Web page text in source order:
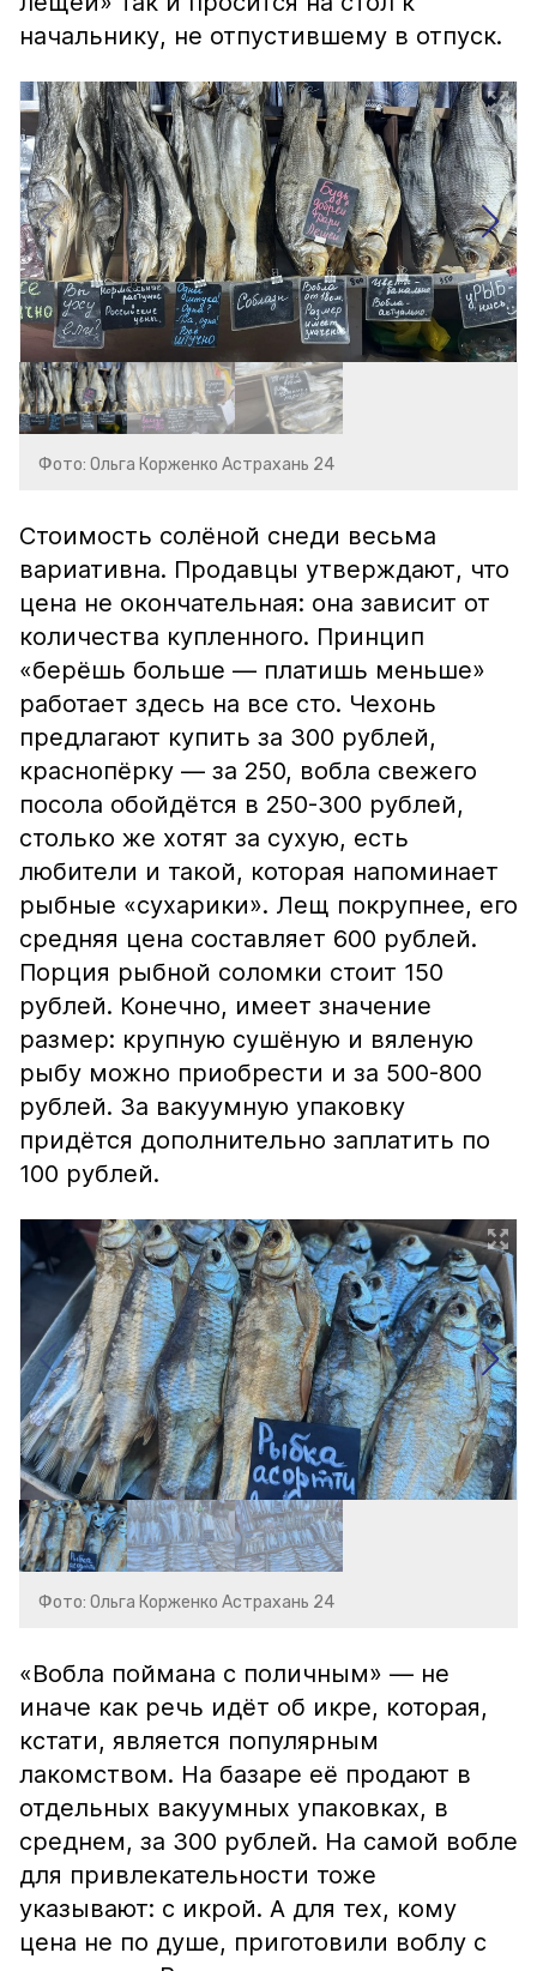
начальнику, не отпустившему в отпуск.
Фото: Ольга Корженко Астрахань 24
Стоимость солёной снеди весьма
вариативна. Продавцы утверждают, что
цена не окончательная: она зависит от
количества купленного. Принцип
«берёшь больше — платишь меньше»
работает здесь на все сто. Чехонь
предлагают купить за 300 рублей,
краснопёрку — за 250, вобла свежего
посола обойдётся в 250-300 рублей,
столько же хотят за сухую, есть
любители и такой, которая напоминает
рыбные «сухарики». Лещ покрупнее, его
средняя цена составляет 600 рублей.
Порция рыбной соломки стоит 150
рублей. Конечно, имеет значение
размер: крупную сушёную и вяленую
рыбу можно приобрести и за 500-800
рублей. За вакуумную упаковку
придётся дополнительно заплатить по
100 рублей.
Фото: Ольга Корженко Астрахань 24
«Вобла поймана с поличным» — не
иначе как речь идёт об икре, которая,
кстати, является популярным
лакомством. На базаре её продают в
отдельных вакуумных упаковках, в
среднем, за 300 рублей. На самой вобле
для привлекательности тоже
указывают: с икрой. А для тех, кому
цена не по душе, приготовили воблу с